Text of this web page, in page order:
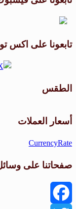
تابعونا على اكس
الطقس
أسعار العملات
CurrencyRate
صفحاتنا على